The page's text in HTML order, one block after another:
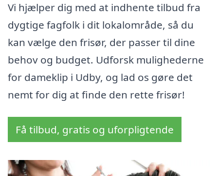
Vi hjælper dig med at indhente tilbud fra
dygtige fagfolk i dit lokalområde, så du
kan vælge den frisør, der passer til dine
behov og budget. Udforsk mulighederne
for dameklip i Udby, og lad os gøre det
nemt for dig at finde den rette frisør!
Få tilbud, gratis og uforpligtende